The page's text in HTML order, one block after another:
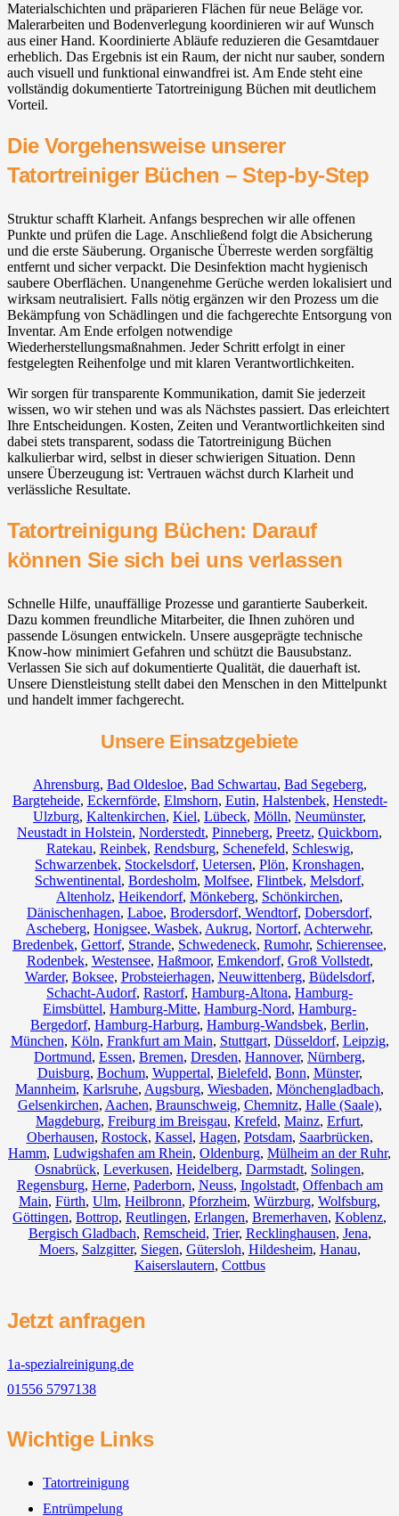
Materialschichten und präparieren Flächen für neue Beläge vor.
Malerarbeiten und Bodenverlegung koordinieren wir auf Wunsch
aus einer Hand. Koordinierte Abläufe reduzieren die Gesamtdauer
erheblich. Das Ergebnis ist ein Raum, der nicht nur sauber, sondern
auch visuell und funktional einwandfrei ist. Am Ende steht eine
vollständig dokumentierte Tatortreinigung Büchen mit deutlichem
Vorteil.
Die Vorgehensweise unserer
Tatortreiniger Büchen – Step-by-Step
Struktur schafft Klarheit. Anfangs besprechen wir alle offenen
Punkte und prüfen die Lage. Anschließend folgt die Absicherung
und die erste Säuberung. Organische Überreste werden sorgfältig
entfernt und sicher verpackt. Die Desinfektion macht hygienisch
saubere Oberflächen. Unangenehme Gerüche werden lokalisiert und
wirksam neutralisiert. Falls nötig ergänzen wir den Prozess um die
Bekämpfung von Schädlingen und die fachgerechte Entsorgung von
Inventar. Am Ende erfolgen notwendige
Wiederherstellungsmaßnahmen. Jeder Schritt erfolgt in einer
festgelegten Reihenfolge und mit klaren Verantwortlichkeiten.
Wir sorgen für transparente Kommunikation, damit Sie jederzeit
wissen, wo wir stehen und was als Nächstes passiert. Das erleichtert
Ihre Entscheidungen. Kosten, Zeiten und Verantwortlichkeiten sind
dabei stets transparent, sodass die Tatortreinigung Büchen
kalkulierbar wird, selbst in dieser schwierigen Situation. Denn
unsere Überzeugung ist: Vertrauen wächst durch Klarheit und
verlässliche Resultate.
Tatortreinigung Büchen: Darauf
können Sie sich bei uns verlassen
Schnelle Hilfe, unauffällige Prozesse und garantierte Sauberkeit.
Dazu kommen freundliche Mitarbeiter, die Ihnen zuhören und
passende Lösungen entwickeln. Unsere ausgeprägte technische
Know-how minimiert Gefahren und schützt die Bausubstanz.
Verlassen Sie sich auf dokumentierte Qualität, die dauerhaft ist.
Unsere Dienstleistung stellt dabei den Menschen in den Mittelpunkt
und handelt immer fachgerecht.
Unsere Einsatzgebiete
Ahrensburg, Bad Oldesloe, Bad Schwartau, Bad Segeberg,
Bargteheide, Eckernförde, Elmshorn, Eutin, Halstenbek, Henstedt-
Ulzburg, Kaltenkirchen, Kiel, Lübeck, Mölln, Neumünster,
Neustadt in Holstein, Norderstedt, Pinneberg, Preetz, Quickborn,
Ratekau, Reinbek, Rendsburg, Schenefeld, Schleswig,
Schwarzenbek, Stockelsdorf, Uetersen, Plön, Kronshagen,
Schwentinental, Bordesholm, Molfsee, Flintbek, Melsdorf,
Altenholz, Heikendorf, Mönkeberg, Schönkirchen,
Dänischenhagen, Laboe, Brodersdorf, Wendtorf, Dobersdorf,
Ascheberg, Honigsee, Wasbek, Aukrug, Nortorf, Achterwehr,
Bredenbek, Gettorf, Strande, Schwedeneck, Rumohr, Schierensee,
Rodenbek, Westensee, Haßmoor, Emkendorf, Groß Vollstedt,
Warder, Boksee, Probsteierhagen, Neuwittenberg, Büdelsdorf,
Schacht-Audorf, Rastorf, Hamburg-Altona, Hamburg-
Eimsbüttel, Hamburg-Mitte, Hamburg-Nord, Hamburg-
Bergedorf, Hamburg-Harburg, Hamburg-Wandsbek, Berlin,
München, Köln, Frankfurt am Main, Stuttgart, Düsseldorf, Leipzig,
Dortmund, Essen, Bremen, Dresden, Hannover, Nürnberg,
Duisburg, Bochum, Wuppertal, Bielefeld, Bonn, Münster,
Mannheim, Karlsruhe, Augsburg, Wiesbaden, Mönchengladbach,
Gelsenkirchen, Aachen, Braunschweig, Chemnitz⁠, Halle (Saale),
Magdeburg, Freiburg im Breisgau, Krefeld, Mainz, Erfurt,
Oberhausen, Rostock, Kassel, Hagen, Potsdam, Saarbrücken,
Hamm, Ludwigshafen am Rhein, Oldenburg, Mülheim an der Ruhr,
Osnabrück, Leverkusen, Heidelberg, Darmstadt, Solingen,
Regensburg, Herne, Paderborn, Neuss, Ingolstadt, Offenbach am
Main, Fürth, Ulm, Heilbronn, Pforzheim, Würzburg, Wolfsburg,
Göttingen, Bottrop, Reutlingen, Erlangen, Bremerhaven, Koblenz,
Bergisch Gladbach, Remscheid, Trier, Recklinghausen, Jena,
Moers, Salzgitter, Siegen, Gütersloh, Hildesheim, Hanau,
Kaiserslautern, Cottbus
Jetzt anfragen
1a-spezialreinigung.de
01556 5797138
Wichtige Links
Tatortreinigung
Entrümpelung